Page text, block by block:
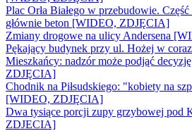
Plac Orła Białego w przebudowie.
głównie beton [WIDEO, ZDJĘCIA]
Zmiany drogowe na ulicy Andersena
Pękający budynek przy ul. Hożej w
Mieszkańcy: nadzór może podjąć
ZDJĘCIA]
Chodnik na Piłsudskiego: "kobiety na
[WIDEO, ZDJĘCIA]
Dwa tysiące porcji zupy grzybowej pod
ZDJECIA]